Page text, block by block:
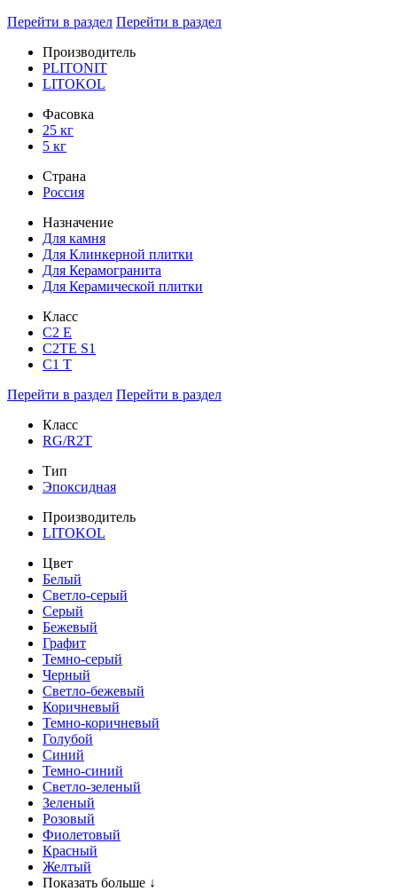
Перейти в раздел Перейти в раздел
Производитель
PLITONIT
LITOKOL
Фасовка
25 кг
5 кг
Страна
Россия
Назначение
Для камня
Для Клинкерной плитки
Для Керамогранита
Для Керамической плитки
Класс
С2 Е
C2TE S1
C1 T
Перейти в раздел Перейти в раздел
Класс
RG/R2T
Тип
Эпоксидная
Производитель
LITOKOL
Цвет
Белый
Светло-серый
Серый
Бежевый
Графит
Темно-серый
Черный
Светло-бежевый
Коричневый
Темно-коричневый
Голубой
Синий
Темно-синий
Светло-зеленый
Зеленый
Розовый
Фиолетовый
Красный
Желтый
Показать больше ↓